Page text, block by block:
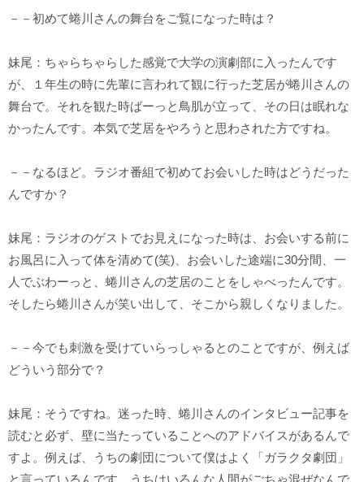
－－初めて蜷川さんの舞台をご覧になった時は？
妹尾：ちゃらちゃらした感覚で大学の演劇部に入ったんです
が、１年生の時に先輩に言われて観に行った芝居が蜷川さんの
舞台で。それを観た時ばーっと鳥肌が立って、その日は眠れな
かったんです。本気で芝居をやろうと思わされた方ですね。
－－なるほど。ラジオ番組で初めてお会いした時はどうだった
んですか？
妹尾：ラジオのゲストでお見えになった時は、お会いする前に
お風呂に入って体を清めて(笑)、お会いした途端に30分間、一
人でぶわーっと、蜷川さんの芝居のことをしゃべったんです。
そしたら蜷川さんが笑い出して、そこから親しくなりました。
－－今でも刺激を受けていらっしゃるとのことですが、例えば
どういう部分で？
妹尾：そうですね。迷った時、蜷川さんのインタビュー記事を
読むと必ず、壁に当たっていることへのアドバイスがあるんで
すよ。例えば、うちの劇団について僕はよく「ガラクタ劇団」
と言っているんです。うちはいろんな人間がごちゃ混ぜなんで